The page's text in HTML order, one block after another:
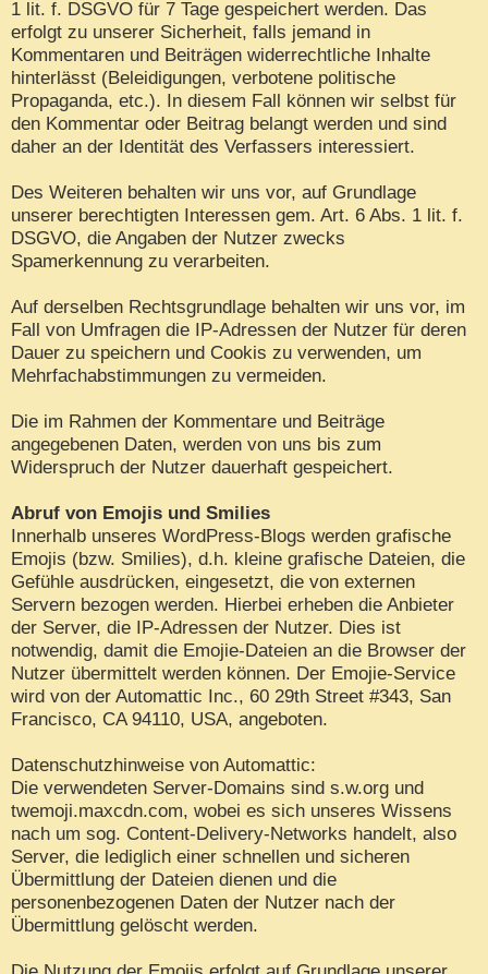
1 lit. f. DSGVO für 7 Tage gespeichert werden. Das
erfolgt zu unserer Sicherheit, falls jemand in
Kommentaren und Beiträgen widerrechtliche Inhalte
hinterlässt (Beleidigungen, verbotene politische
Propaganda, etc.). In diesem Fall können wir selbst für
den Kommentar oder Beitrag belangt werden und sind
daher an der Identität des Verfassers interessiert.
Des Weiteren behalten wir uns vor, auf Grundlage
unserer berechtigten Interessen gem. Art. 6 Abs. 1 lit. f.
DSGVO, die Angaben der Nutzer zwecks
Spamerkennung zu verarbeiten.
Auf derselben Rechtsgrundlage behalten wir uns vor, im
Fall von Umfragen die IP-Adressen der Nutzer für deren
Dauer zu speichern und Cookis zu verwenden, um
Mehrfachabstimmungen zu vermeiden.
Die im Rahmen der Kommentare und Beiträge
angegebenen Daten, werden von uns bis zum
Widerspruch der Nutzer dauerhaft gespeichert.
Abruf von Emojis und Smilies
Innerhalb unseres WordPress-Blogs werden grafische
Emojis (bzw. Smilies), d.h. kleine grafische Dateien, die
Gefühle ausdrücken, eingesetzt, die von externen
Servern bezogen werden. Hierbei erheben die Anbieter
der Server, die IP-Adressen der Nutzer. Dies ist
notwendig, damit die Emojie-Dateien an die Browser der
Nutzer übermittelt werden können. Der Emojie-Service
wird von der Automattic Inc., 60 29th Street #343, San
Francisco, CA 94110, USA, angeboten.
Datenschutzhinweise von Automattic:
Die verwendeten Server-Domains sind s.w.org und
twemoji.maxcdn.com, wobei es sich unseres Wissens
nach um sog. Content-Delivery-Networks handelt, also
Server, die lediglich einer schnellen und sicheren
Übermittlung der Dateien dienen und die
personenbezogenen Daten der Nutzer nach der
Übermittlung gelöscht werden.